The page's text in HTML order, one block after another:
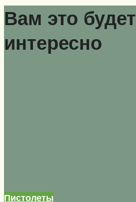
Вам это будет
интересно
Пистолеты